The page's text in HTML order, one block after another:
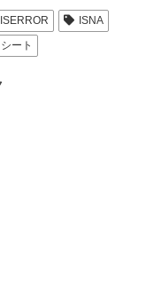
ISERROR
ISNA
ート